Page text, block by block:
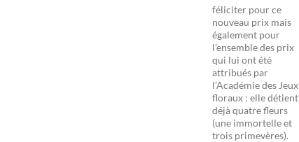
féliciter pour ce
nouveau prix mais
également pour
l’ensemble des prix
qui lui ont été
attribués par
l’Académie des Jeux
floraux : elle détient
déjà quatre fleurs
(une immortelle et
trois primevères).